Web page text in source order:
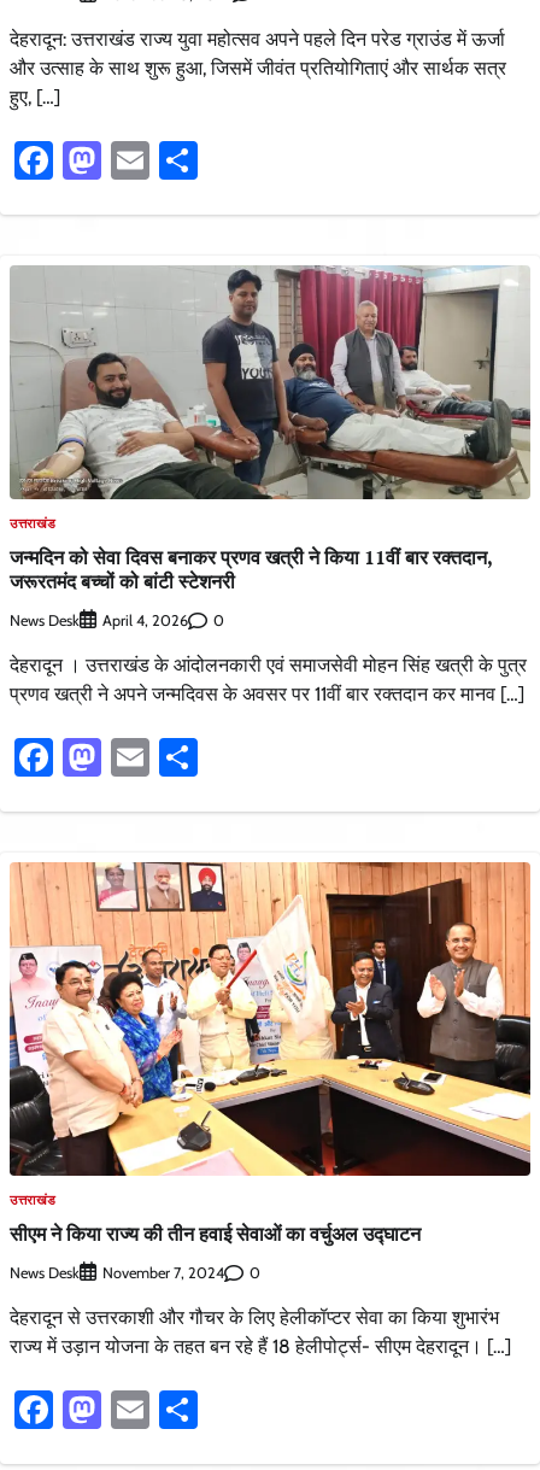
देहरादून: उत्तराखंड राज्य युवा महोत्सव अपने पहले दिन परेड ग्राउंड में ऊर्जा
और उत्साह के साथ शुरू हुआ, जिसमें जीवंत प्रतियोगिताएं और सार्थक सत्र
हुए, […]
Facebook
Mastodon
Email
उत्तराखंड
जन्मदिन को सेवा दिवस बनाकर प्रणव खत्री ने किया 11वीं बार रक्तदान,
जरूरतमंद बच्चों को बांटी स्टेशनरी
News Desk April 4, 2026 0
देहरादून । उत्तराखंड के आंदोलनकारी एवं समाजसेवी मोहन सिंह खत्री के पुत्र
प्रणव खत्री ने अपने जन्मदिवस के अवसर पर 11वीं बार रक्तदान कर मानव […]
Facebook
Mastodon
Email
उत्तराखंड
सीएम ने किया राज्य की तीन हवाई सेवाओं का वर्चुअल उद्घाटन
News Desk November 7, 2024 0
देहरादून से उत्तरकाशी और गौचर के लिए हेलीकॉप्टर सेवा का किया शुभारंभ
राज्य में उड़ान योजना के तहत बन रहे हैं 18 हेलीपोर्ट्स- सीएम देहरादून। […]
Facebook
Mastodon
Email